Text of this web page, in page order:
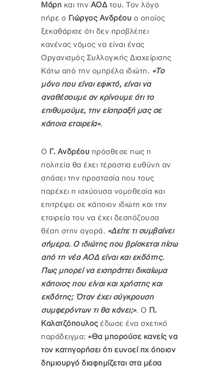
Μάρη και την ΑΟΔ του. Τον λόγο
πήρε ο Γιώργος Ανδρέου ο οποίος
ξεκαθάρισε ότι δεν προβλέπει
κανένας νόμος να είναι ένας
Οργανισμός Συλλογικής Διαχείρισης
Κάτω από την ομπρέλα ιδιώτη. «Το
μόνο που είναι εφικτό, είναι να
αναθέσουμε αν κρίνουμε ότι το
επιθυμούμε, την είσπραξή μας σε
κάποια εταιρεία».
Ο Γ. Ανδρέου πρόσθεσε πως η
πολιτεία θα έχει τέραστια ευθύνη αν
σπάσει την προστασία που τους
παρέχει η ισχύουσα νομοθεσία και
επιτρέψει σε κάποιον ιδιώτη και την
εταιρεία του να έχει δεσπόζουσα
θέση στην αγορά. «Δείτε τι συμβαίνει
σήμερα. Ο ιδιώτης που βρίσκεται πίσω
από τη νέα ΑΟΔ είναι και εκδότης.
Πως μπορεί να εισπράττει δικαίωμα
κάποιος που είναι και χρήστης και
εκδότης; Όταν έχει σύγκρουση
συμφερόντων τι θα κάνει;». Ο Π.
Καλατζόπουλοςέδωσε ένα σχετικό
παράδειγμα: «Θα μπορούσε κανείς να
τον κατηγορήσει ότι ευνοεί πχ όποιον
δημιουργό διαφημίζεται στα μέσα